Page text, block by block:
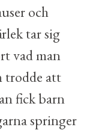
och
tar sig
vad man
trodde att
fick barn
springer